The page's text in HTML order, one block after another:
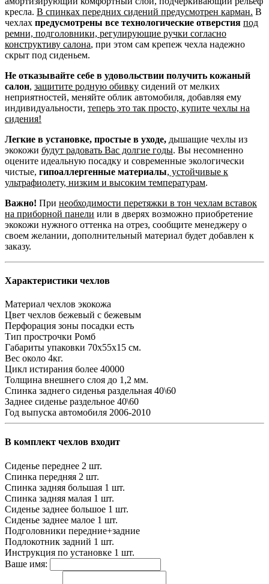
кресла. В спинках передних сидений предусмотрен карман. В
чехлах предусмотрены все технологические отверстия под
ремни, подголовники, регулирующие ручки согласно
конструктиву салона, при этом сам крепеж чехла надежно
скрыт под сиденьем.
Не отказывайте себе в удовольствии получить кожаный
салон, защитите родную обивку сидений от мелких
неприятностей, меняйте облик автомобиля, добавляя ему
индивидуальности, теперь это так просто, купите чехлы на
сидения!
Легкие в установке, простые в уходе, дышащие чехлы из
экокожи будут радовать Вас долгие годы. Вы несомненно
оцените идеальную посадку и современные экологически
чистые, гипоаллергенные материалы, устойчивые к
ультрафиолету, низким и высоким температурам.
Важно! При необходимости перетяжки в тон чехлам вставок
на приборной панели или в дверях возможно приобретение
экокожи нужного оттенка на отрез, сообщите менеджеру о
своем желании, дополнительный материал будет добавлен к
заказу.
Характеристики чехлов
Материал чехлов экокожа
Цвет чехлов бежевый с бежевым
Перфорация зоны посадки есть
Тип прострочки Ромб
Габариты упаковки 70х55х15 см.
Вес около 4кг.
Цикл истирания более 40000
Толщина внешнего слоя до 1,2 мм.
Спинка заднего сиденья раздельная 40\60
Заднее сиденье раздельное 40\60
Год выпуска автомобиля 2006-2010
В комплект чехлов входит
Сиденье переднее 2 шт.
Спинка передняя 2 шт.
Спинка задняя большая 1 шт.
Спинка задняя малая 1 шт.
Сиденье заднее большое 1 шт.
Сиденье заднее малое 1 шт.
Подголовники передние+задние
Подлокотник задний 1 шт.
Инструкция по установке 1 шт.
Ваше имя: